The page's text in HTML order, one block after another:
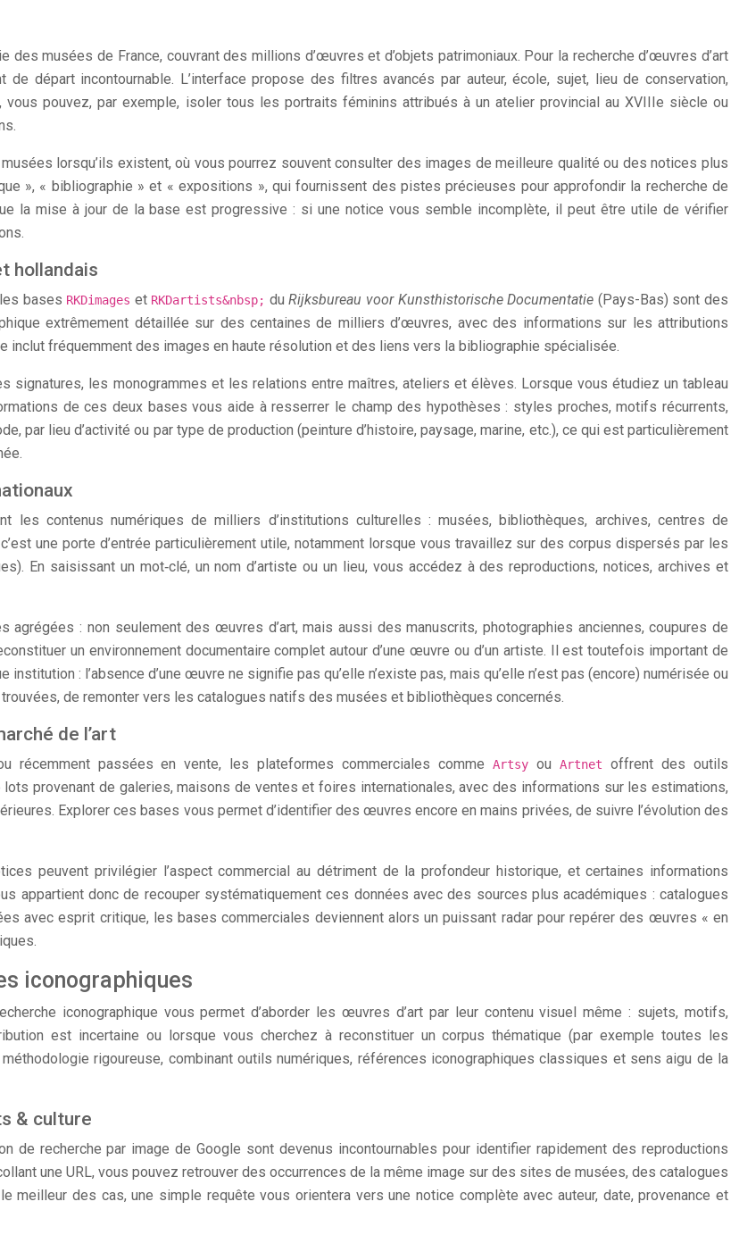
des musées de France, couvrant des millions d’œuvres et d’objets patrimoniaux. Pour la recherche d’œuvres d’art
départ incontournable. L’interface propose des filtres avancés par auteur, école, sujet, lieu de conservation,
pouvez, par exemple, isoler tous les portraits féminins attribués à un atelier provincial au XVIIIe siècle ou
lorsqu’ils existent, où vous pourrez souvent consulter des images de meilleure qualité ou des notices plus
», « bibliographie » et « expositions », qui fournissent des pistes précieuses pour approfondir la recherche de
la mise à jour de la base est progressive : si une notice vous semble incomplète, il peut être utile de vérifier
hollandais
bases RKDimages et RKDartists&nbsp; duRijksbureau voor Kunsthistorische Documentatie (Pays-Bas) sont des
extrêmement détaillée sur des centaines de milliers d’œuvres, avec des informations sur les attributions
fréquemment des images en haute résolution et des liens vers la bibliographie spécialisée.
signatures, les monogrammes et les relations entre maîtres, ateliers et élèves. Lorsque vous étudiez un tableau
de ces deux bases vous aide à resserrer le champ des hypothèses : styles proches, motifs récurrents,
par lieu d’activité ou par type de production (peinture d’histoire, paysage, marine, etc.), ce qui est particulièrement
les contenus numériques de milliers d’institutions culturelles : musées, bibliothèques, archives, centres de
une porte d’entrée particulièrement utile, notamment lorsque vous travaillez sur des corpus dispersés par les
En saisissant un mot‑clé, un nom d’artiste ou un lieu, vous accédez à des reproductions, notices, archives et
agrégées : non seulement des œuvres d’art, mais aussi des manuscrits, photographies anciennes, coupures de
un environnement documentaire complet autour d’une œuvre ou d’un artiste. Il est toutefois important de
: l’absence d’une œuvre ne signifie pas qu’elle n’existe pas, mais qu’elle n’est pas (encore) numérisée ou
de remonter vers les catalogues natifs des musées et bibliothèques concernés.
de l’art
récemment passées en vente, les plateformes commerciales commeArtsy ouArtnet
offrent des outils
provenant de galeries, maisons de ventes et foires internationales, avec des informations sur les estimations,
Explorer ces bases vous permet d’identifier des œuvres encore en mains privées, de suivre l’évolution des
peuvent privilégier l’aspect commercial au détriment de la profondeur historique, et certaines informations
appartient donc de recouper systématiquement ces données avec des sources plus académiques : catalogues
avec esprit critique, les bases commerciales deviennent alors un puissant radar pour repérer des œuvres « en
iconographiques
iconographique vous permet d’aborder les œuvres d’art par leur contenu visuel même : sujets, motifs,
est incertaine ou lorsque vous cherchez à reconstituer un corpus thématique (par exemple toutes les
rigoureuse, combinant outils numériques, références iconographiques classiques et sens aigu de la
& culture
de recherche par image de Google sont devenus incontournables pour identifier rapidement des reproductions
une URL, vous pouvez retrouver des occurrences de la même image sur des sites de musées, des catalogues
des cas, une simple requête vous orientera vers une notice complète avec auteur, date, provenance et